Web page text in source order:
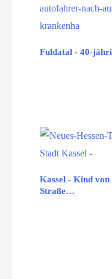
Fuldatal - 40-
Kassel - Kind
Straße…